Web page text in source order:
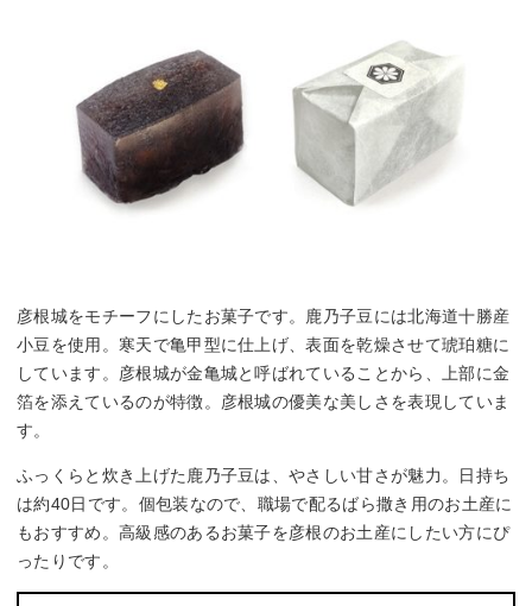
彦根城をモチーフにしたお菓子です。鹿乃子豆には北海道十勝産
小豆を使用。寒天で亀甲型に仕上げ、表面を乾燥させて琥珀糖に
しています。彦根城が金亀城と呼ばれていることから、上部に金
箔を添えているのが特徴。彦根城の優美な美しさを表現していま
す。
ふっくらと炊き上げた鹿乃子豆は、やさしい甘さが魅力。日持ち
は約40日です。個包装なので、職場で配るばら撒き用のお土産に
もおすすめ。高級感のあるお菓子を彦根のお土産にしたい方にぴ
ったりです。